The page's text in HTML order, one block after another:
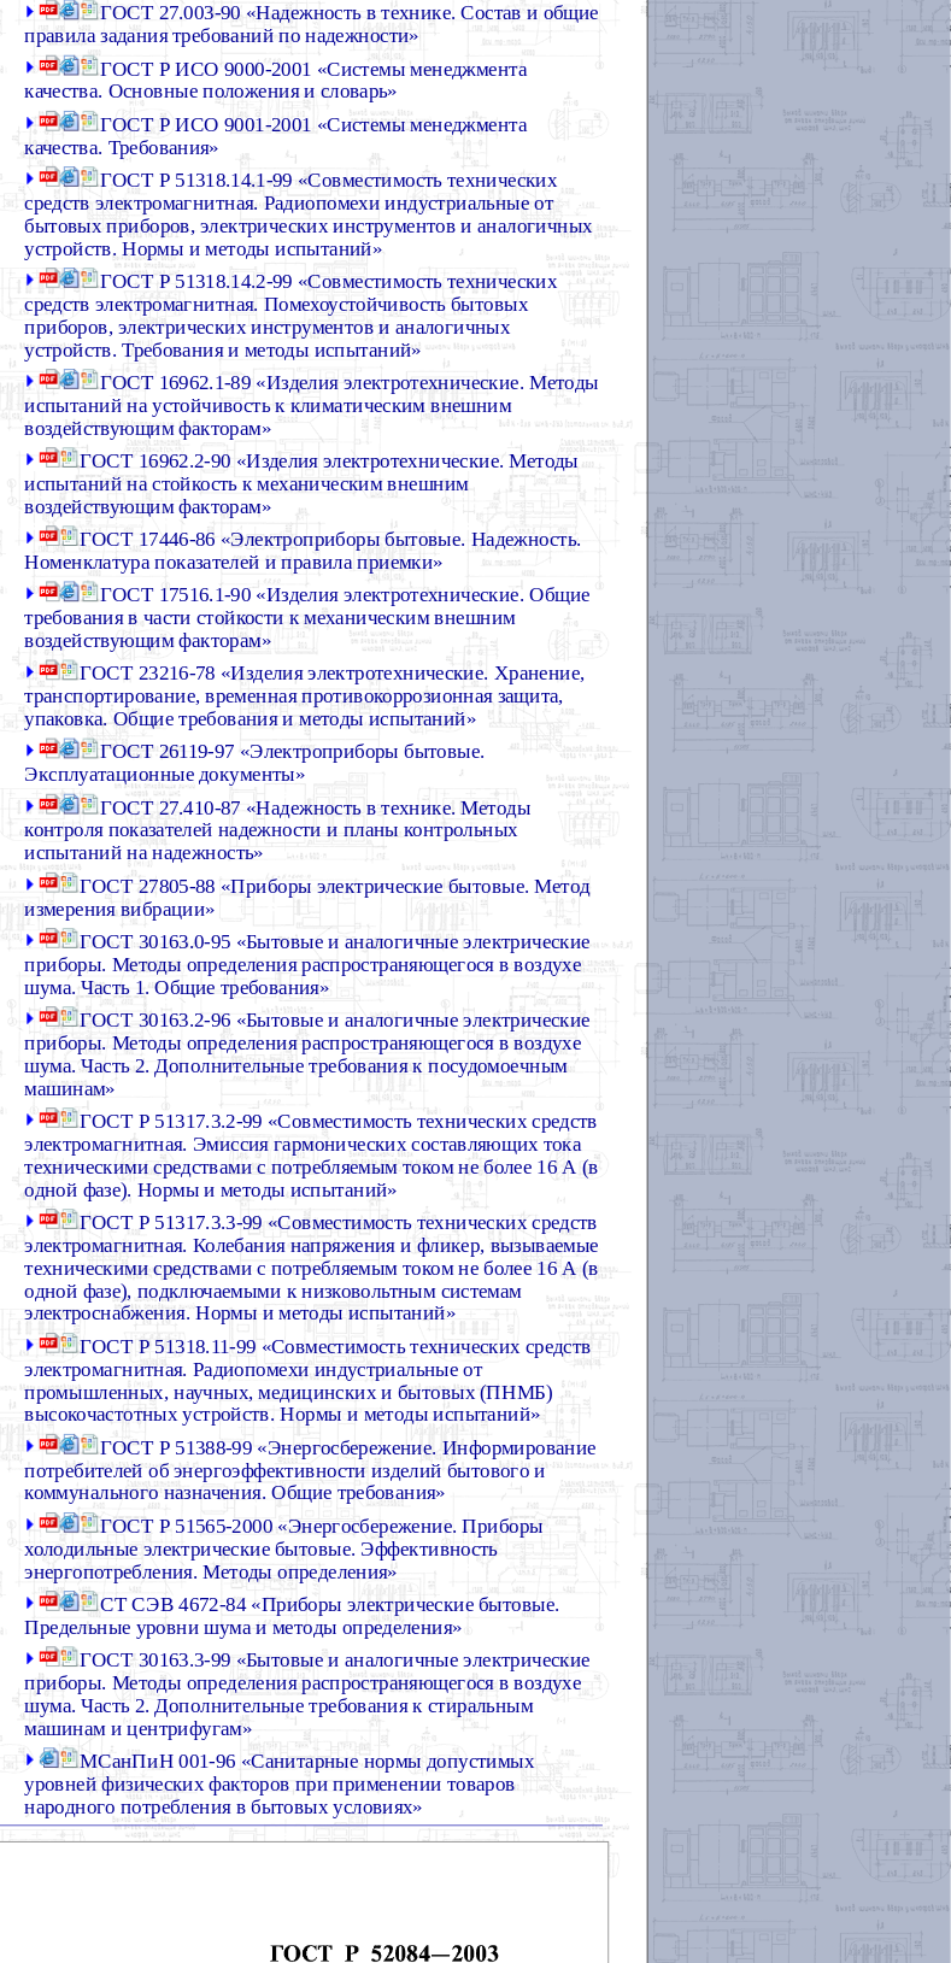
ГОСТ 27.003-90 «Надежность в технике. Состав и общие
правила задания требований по надежности»
ГОСТ Р ИСО 9000-2001 «Системы менеджмента
качества. Основные положения и словарь»
ГОСТ Р ИСО 9001-2001 «Системы менеджмента
качества. Требования»
ГОСТ Р 51318.14.1-99 «Совместимость технических
средств электромагнитная. Радиопомехи индустриальные от
бытовых приборов, электрических инструментов и аналогичных
устройств. Нормы и методы испытаний»
ГОСТ Р 51318.14.2-99 «Совместимость технических
средств электромагнитная. Помехоустойчивость бытовых
приборов, электрических инструментов и аналогичных
устройств. Требования и методы испытаний»
ГОСТ 16962.1-89 «Изделия электротехнические. Методы
испытаний на устойчивость к климатическим внешним
воздействующим факторам»
ГОСТ 16962.2-90 «Изделия электротехнические. Методы
испытаний на стойкость к механическим внешним
воздействующим факторам»
ГОСТ 17446-86 «Электроприборы бытовые. Надежность.
Номенклатура показателей и правила приемки»
ГОСТ 17516.1-90 «Изделия электротехнические. Общие
требования в части стойкости к механическим внешним
воздействующим факторам»
ГОСТ 23216-78 «Изделия электротехнические. Хранение,
транспортирование, временная противокоррозионная защита,
упаковка. Общие требования и методы испытаний»
ГОСТ 26119-97 «Электроприборы бытовые.
Эксплуатационные документы»
ГОСТ 27.410-87 «Надежность в технике. Методы
контроля показателей надежности и планы контрольных
испытаний на надежность»
ГОСТ 27805-88 «Приборы электрические бытовые. Метод
измерения вибрации»
ГОСТ 30163.0-95 «Бытовые и аналогичные электрические
приборы. Методы определения распространяющегося в воздухе
шума. Часть 1. Общие требования»
ГОСТ 30163.2-96 «Бытовые и аналогичные электрические
приборы. Методы определения распространяющегося в воздухе
шума. Часть 2. Дополнительные требования к посудомоечным
машинам»
ГОСТ Р 51317.3.2-99 «Совместимость технических средств
электромагнитная. Эмиссия гармонических составляющих тока
техническими средствами с потребляемым током не более 16 А (в
одной фазе). Нормы и методы испытаний»
ГОСТ Р 51317.3.3-99 «Совместимость технических средств
электромагнитная. Колебания напряжения и фликер, вызываемые
техническими средствами с потребляемым током не более 16 А (в
одной фазе), подключаемыми к низковольтным системам
электроснабжения. Нормы и методы испытаний»
ГОСТ Р 51318.11-99 «Совместимость технических средств
электромагнитная. Радиопомехи индустриальные от
промышленных, научных, медицинских и бытовых (ПНМБ)
высокочастотных устройств. Нормы и методы испытаний»
ГОСТ Р 51388-99 «Энергосбережение. Информирование
потребителей об энергоэффективности изделий бытового и
коммунального назначения. Общие требования»
ГОСТ Р 51565-2000 «Энергосбережение. Приборы
холодильные электрические бытовые. Эффективность
энергопотребления. Методы определения»
СТ СЭВ 4672-84 «Приборы электрические бытовые.
Предельные уровни шума и методы определения»
ГОСТ 30163.3-99 «Бытовые и аналогичные электрические
приборы. Методы определения распространяющегося в воздухе
шума. Часть 2. Дополнительные требования к стиральным
машинам и центрифугам»
МСанПиН 001-96 «Санитарные нормы допустимых
уровней физических факторов при применении товаров
народного потребления в бытовых условиях»